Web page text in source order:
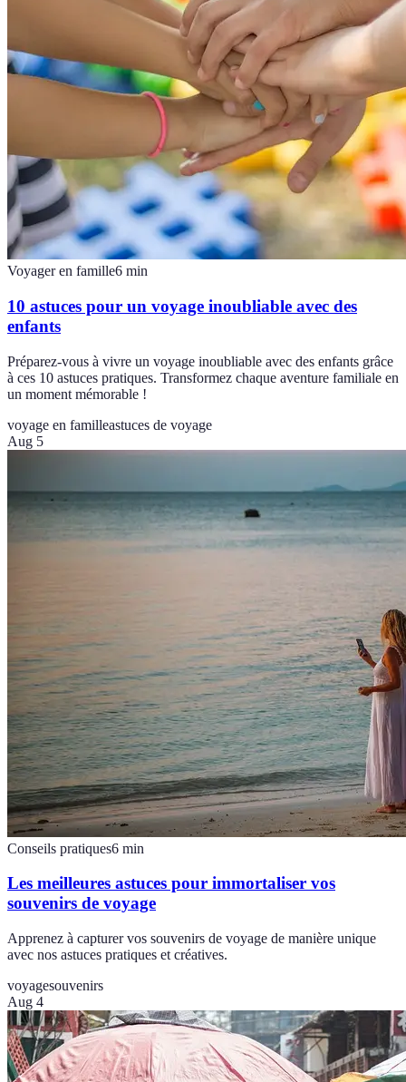
Voyager en famille6 min
10 astuces pour un voyage inoubliable avec des
enfants
Préparez-vous à vivre un voyage inoubliable avec des enfants grâce
à ces 10 astuces pratiques. Transformez chaque aventure familiale en
un moment mémorable !
voyage en familleastuces de voyage
Aug 5
Conseils pratiques6 min
Les meilleures astuces pour immortaliser vos
souvenirs de voyage
Apprenez à capturer vos souvenirs de voyage de manière unique
avec nos astuces pratiques et créatives.
voyagesouvenirs
Aug 4